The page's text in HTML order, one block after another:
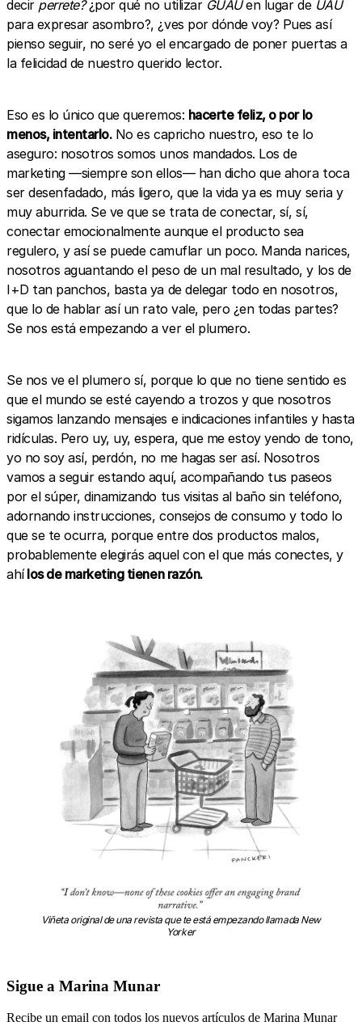
decir perrete?¿por qué no utilizar GUAUen lugar de UAU
para expresar asombro?, ¿ves por dónde voy? Pues así
pienso seguir, no seré yo el encargado de poner puertas a
la felicidad de nuestro querido lector.
Eso es lo único que queremos: hacerte feliz, o por lo
menos, intentarlo.No es capricho nuestro, eso te lo
aseguro: nosotros somos unos mandados. Los de
marketing —siempre son ellos— han dicho que ahora toca
ser desenfadado, más ligero, que la vida ya es muy seria y
muy aburrida. Se ve que se trata de conectar, sí, sí,
conectar emocionalmente aunque el producto sea
regulero, y así se puede camuflar un poco. Manda narices,
nosotros aguantando el peso de un mal resultado, y los de
I+D tan panchos, basta ya de delegar todo en nosotros,
que lo de hablar así un rato vale, pero ¿en todas partes?
Se nos está empezando a ver el plumero.
Se nos ve el plumero sí, porque lo que no tiene sentido es
que el mundo se esté cayendo a trozos y que nosotros
sigamos lanzando mensajes e indicaciones infantiles y hasta
ridículas. Pero uy, uy, espera, que me estoy yendo de tono,
yo no soy así, perdón, no me hagas ser así. Nosotros
vamos a seguir estando aquí, acompañando tus paseos
por el súper, dinamizando tus visitas al baño sin teléfono,
adornando instrucciones, consejos de consumo y todo lo
que se te ocurra, porque entre dos productos malos,
probablemente elegirás aquel con el que más conectes, y
ahílos de marketing tienen razón.
Viñeta original de una revista que te está empezando llamada New
Yorker
Sigue a Marina Munar
Recibe un email con todos los nuevos artículos de Marina Munar